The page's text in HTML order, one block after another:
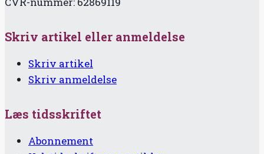
Skriv artikel eller anmeldelse
Skriv artikel
Skriv anmeldelse
Læs tidsskriftet
Abonnement